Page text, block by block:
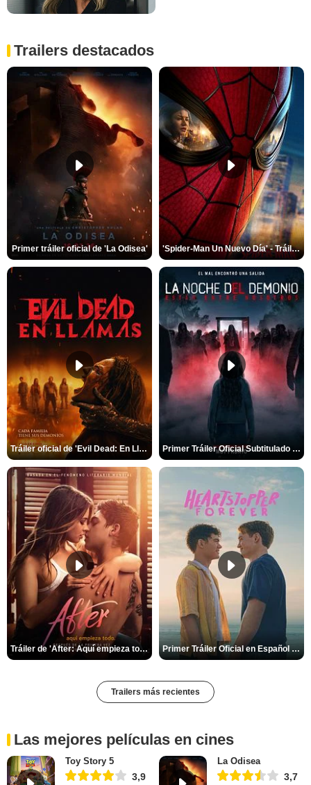
Trailers destacados
Primer tráiler oficial de 'La Odisea' 'Spider-Man Un Nuevo Día' - Tráiler oficial subtitulado
Tráiler oficial de 'Evil Dead: En Llamas' Primer Tráiler Oficial Subtitulado de 'La Noche Del Demonio: Están Entre Nosotros'
Tráiler de 'After: Aquí empieza todo' Primer Tráiler Oficial en Español de 'Heartstopper Forever'
Trailers más recientes
Las mejores películas en cines
Toy Story 5
3,9
La Odisea
3,7